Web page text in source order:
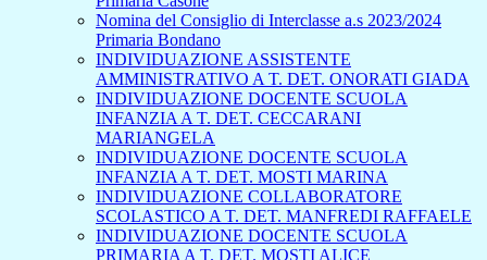
Nomina del Consiglio di Interclasse a.s 2023/2024
Primaria Bondano
INDIVIDUAZIONE ASSISTENTE
AMMINISTRATIVO A T. DET. ONORATI GIADA
INDIVIDUAZIONE DOCENTE SCUOLA
INFANZIA A T. DET. CECCARANI
MARIANGELA
INDIVIDUAZIONE DOCENTE SCUOLA
INFANZIA A T. DET. MOSTI MARINA
INDIVIDUAZIONE COLLABORATORE
SCOLASTICO A T. DET. MANFREDI RAFFAELE
INDIVIDUAZIONE DOCENTE SCUOLA
PRIMARIA A T. DET. MOSTI ALICE